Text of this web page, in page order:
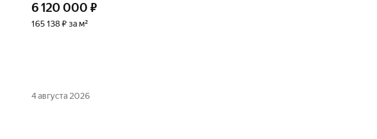
6 120 000 ₽
165 138 ₽ за м²
4 августа 2026